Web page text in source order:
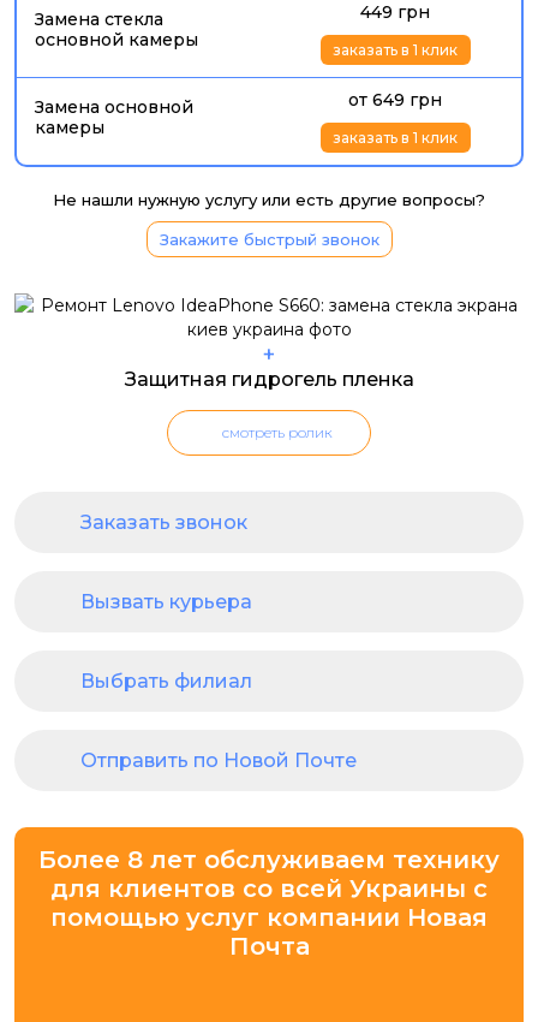
Замена стекла
основной камеры
449 грн
заказать в 1 клик
Замена основной
камеры
от 649 грн
заказать в 1 клик
Не нашли нужную услугу или есть другие вопросы?
Закажите быстрый звонок
+
Защитная гидрогель пленка
смотреть ролик
Заказать звонок
Вызвать курьера
Выбрать филиал
Отправить по Новой Почте
Более 8 лет обслуживаем технику
для клиентов со всей Украины с
помощью услуг компании Новая
Почта